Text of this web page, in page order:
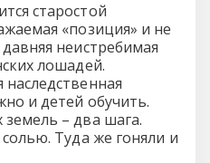
старостой
«позиция» и не
неистребимая
лошадей.
и детей обучить.
– два шага.
Туда же гоняли и